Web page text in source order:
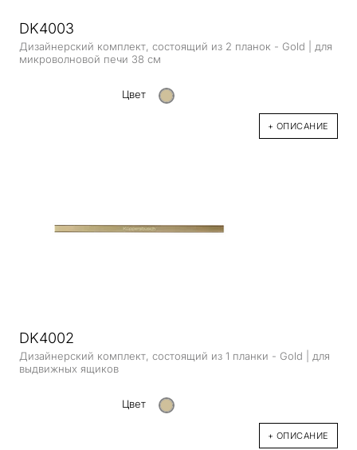
DK4003
Дизайнерский комплект, состоящий из 2 планок - Gold | для
микроволновой печи 38 см
Цвет
+ ОПИСАНИЕ
DK4002
Дизайнерский комплект, состоящий из 1 планки - Gold | для
выдвижных ящиков
Цвет
+ ОПИСАНИЕ